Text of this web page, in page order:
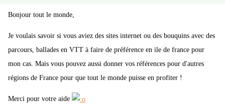
Bonjour tout le monde,
Je voulais savoir si vous aviez des sites internet ou des bouquins avec des
parcours, ballades en VTT à faire de préférence en ile de france pour
mon cas. Mais vous pouvez aussi donner vos références pour d'autres
régions de France pour que tout le monde puisse en profiter !
Merci pour votre aide